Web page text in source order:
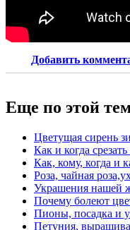
Добавить
Еще по этой
Цветущая сирень
Как и когда
Как, кому, когда и
Роза, чайная
Украшения нашей
Почему болеют
Пионы, посадка и
Петуния,